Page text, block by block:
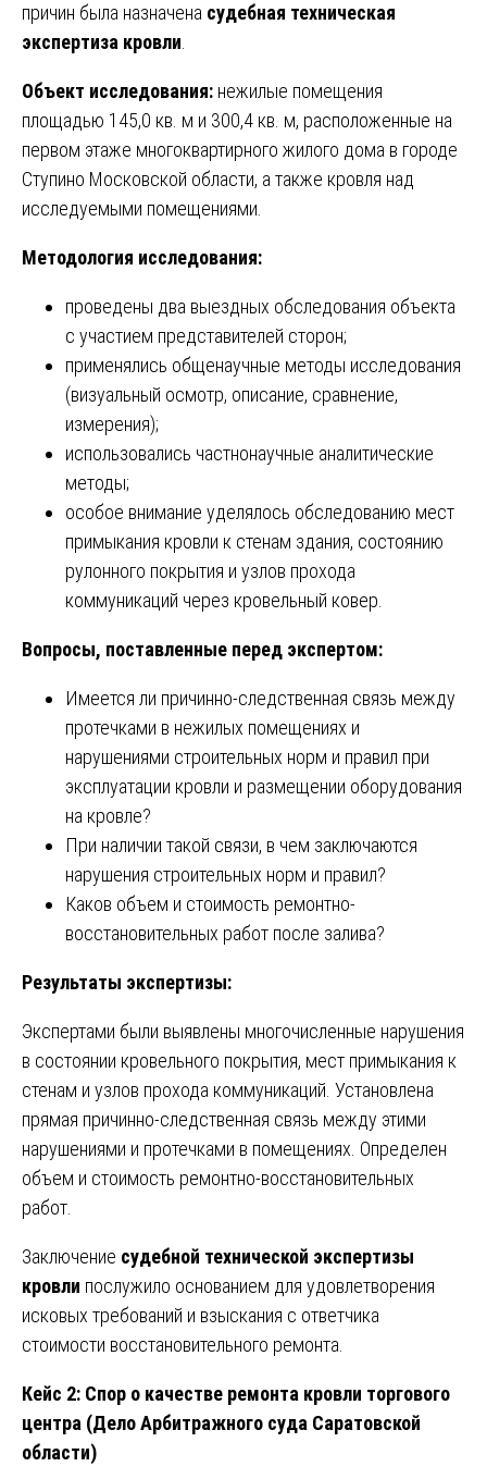
причин была назначена судебная техническая
экспертиза кровли
Объект исследования: нежилые помещения
площадью 145,0 кв. м и 300,4 кв. м, расположенные на
первом этаже многоквартирного жилого дома в городе
Ступино Московской области, а также кровля над
исследуемыми помещениями.
Методология исследования:
проведены два выездных обследования объекта
с участием представителей сторон;
применялись общенаучные методы исследования
(визуальный осмотр, описание, сравнение,
измерения);
использовались частнонаучные аналитические
методы;
особое внимание уделялось обследованию мест
примыкания кровли к стенам здания, состоянию
рулонного покрытия и узлов прохода
коммуникаций через кровельный ковер.
Вопросы, поставленные перед экспертом:
Имеется ли причинно-следственная связь между
протечками в нежилых помещениях и
нарушениями строительных норм и правил при
эксплуатации кровли и размещении оборудования
на кровле?
При наличии такой связи, в чем заключаются
нарушения строительных норм и правил?
Каков объем и стоимость ремонтно-
восстановительных работ после залива?
Результаты экспертизы:
Экспертами были выявлены многочисленные нарушения
в состоянии кровельного покрытия, мест примыкания к
стенам и узлов прохода коммуникаций. Установлена
прямая причинно-следственная связь между этими
нарушениями и протечками в помещениях. Определен
объем и стоимость ремонтно-восстановительных
работ.
Заключение судебной технической экспертизы
кровли послужило основанием для удовлетворения
исковых требований и взыскания с ответчика
стоимости восстановительного ремонта.
Кейс 2: Спор о качестве ремонта кровли торгового
центра (Дело Арбитражного суда Саратовской
области)